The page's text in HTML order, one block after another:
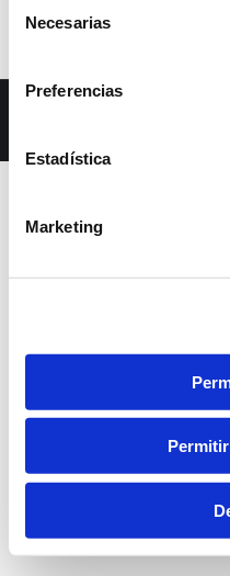
Necesarias
Preferencias
Estadística
Marketing